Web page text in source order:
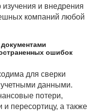
и внедрения
компаний любой
ошибок
для сверки
учетными данными.
потери,
пересортицу, а также